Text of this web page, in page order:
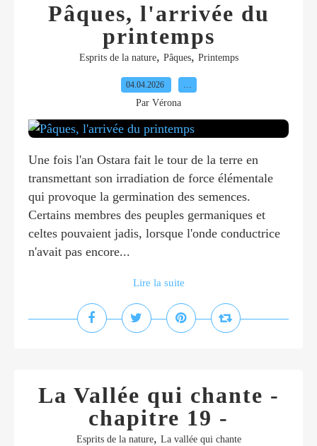
Pâques, l'arrivée du
printemps
Esprits de la nature, Pâques, Printemps
04.04.2026 …
Par Vérona
Une fois l'an Ostara fait le tour de la terre en
transmettant son irradiation de force élémentale
qui provoque la germination des semences.
Certains membres des peuples germaniques et
celtes pouvaient jadis, lorsque l'onde conductrice
n'avait pas encore...
Lire la suite
La Vallée qui chante -
chapitre 19 -
Esprits de la nature, La vallée qui chante